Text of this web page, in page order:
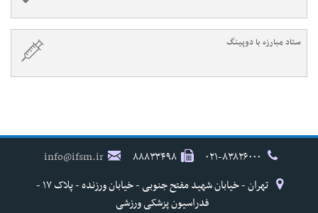
ستاد مبارزه با دوپینگ
۸۸۸۳۳۴۹۸
info@ifsm.ir
تهران - خیابان شهید مفتح جنوبی - خیابان ورزنده - پلاک ۱۷ -
فدراسیون پزشکی ورزشی